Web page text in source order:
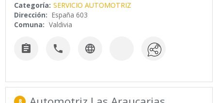
Categoría: SERVICIO AUTOMOTRIZ
Dirección: España 603
Comuna: Valdivia
  
8